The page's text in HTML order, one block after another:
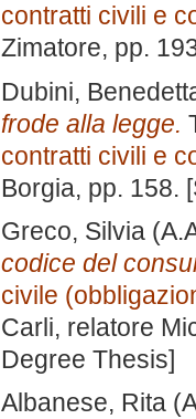
contratti civili e
Zimatore, pp.
Dubini,
frode alla legge.
contratti civili e
Borgia, pp. 158.
Greco, Silvia
codice del
civile
Carli, relatore
Degree Thesis]
Albanese, Rita